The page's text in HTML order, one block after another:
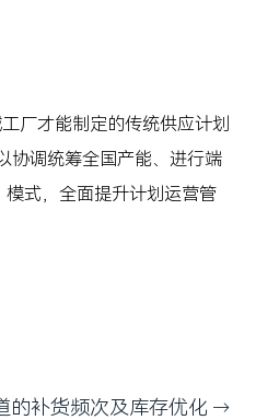
厂才能制定的传统供应计划
协调统筹全国产能、进行端
式，全面提升计划运营管
补货频次及库存优化 →